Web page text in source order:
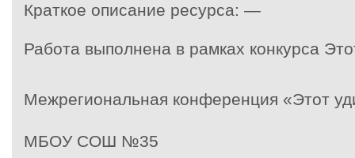
Краткое описание ресурса: —
Работа выполнена в рамках конкурса
Межрегиональная конференция «Этот
МБОУ СОШ №35